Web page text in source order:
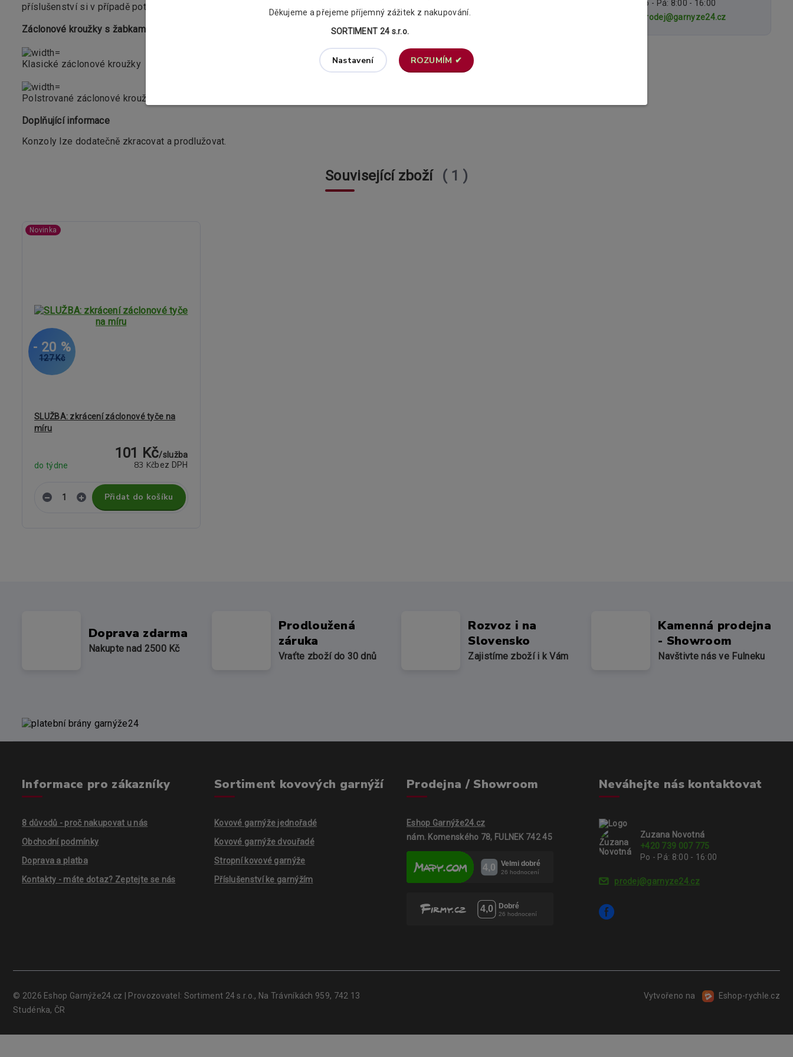
příslušenství si v případě potřeby můžete dokoupit také PVC háčky.
Záclonové kroužky s žabkami dle vašeho výběru:
Klasické záclonové kroužky
Polstrované záclonové kroužky (tichý chod)
Doplňující informace
Konzoly lze dodatečně zkracovat a prodlužovat.
Po - Pá: 8:00 - 16:00
prodej@garnyze24.cz
Související zboží 1
Novinka
127 Kč
- 20 %
SLUŽBA: zkrácení záclonové tyče na
míru
101 Kč/služba
83 Kčbez DPH
do týdne
Přidat do košíku
Doprava zdarma
Nakupte nad 2500 Kč
Prodloužená
záruka
Vraťte zboží do 30 dnů
Rozvoz i na
Slovensko
Zajistíme zboží i k Vám
Kamenná prodejna
- Showroom
Navštivte nás ve Fulneku
Informace pro zákazníky
8 důvodů - proč nakupovat u nás
Obchodní podmínky
Doprava a platba
Kontakty - máte dotaz? Zeptejte se nás
Sortiment kovových garnýží
Kovové garnýže jednořadé
Kovové garnýže dvouřadé
Stropní kovové garnýže
Příslušenství ke garnýžím
Prodejna / Showroom
Eshop Garnýže24.cz
nám. Komenského 78, FULNEK 742 45
Neváhejte nás kontaktovat
Zuzana Novotná
+420 739 007 775
Po - Pá: 8:00 - 16:00
prodej@garnyze24.cz
© 2026 Eshop Garnýže24.cz | Provozovatel: Sortiment 24 s.r.o., Na Trávníkách 959, 742 13
Studénka, ČR
Vytvořeno na Eshop-rychle.cz
Děkujeme a přejeme příjemný zážitek z nakupování.
SORTIMENT 24 s.r.o.
Nastavení ROZUMÍM ✔